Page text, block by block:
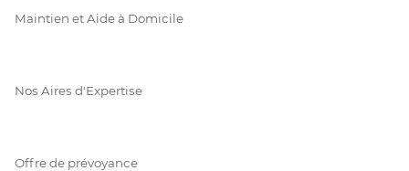
Maintien et Aide à Domicile
Nos Aires d'Expertise
Offre de prévoyance